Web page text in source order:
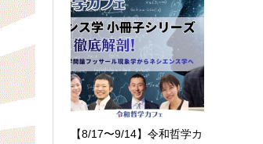
【8/17〜9/14】令和哲学カ